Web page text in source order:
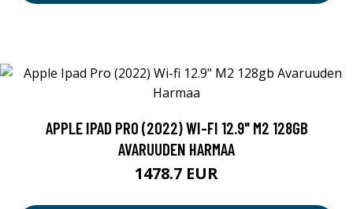
APPLE IPAD PRO (2022) WI-FI 12.9" M2 128GB
AVARUUDEN HARMAA
1478.7 EUR